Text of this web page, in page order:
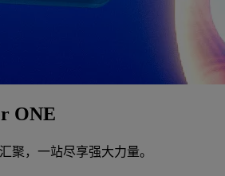
ONE
聚，一站尽享强大力量。